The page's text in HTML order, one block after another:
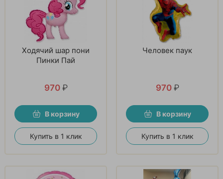
Ходячий шар пони
Пинки Пай
970 ₽
В корзину
Купить в 1 клик
Человек паук
970 ₽
В корзину
Купить в 1 клик